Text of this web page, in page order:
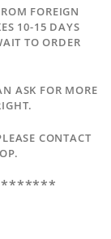
FOREIGN
10-15 DAYS
TO ORDER
ASK FOR MORE
CONTACT